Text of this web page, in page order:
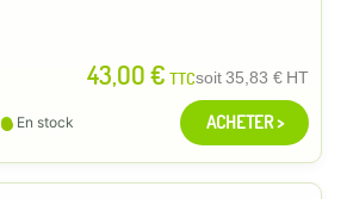
43,00 € TTCsoit35,83 € HT
En stock ACHETER >